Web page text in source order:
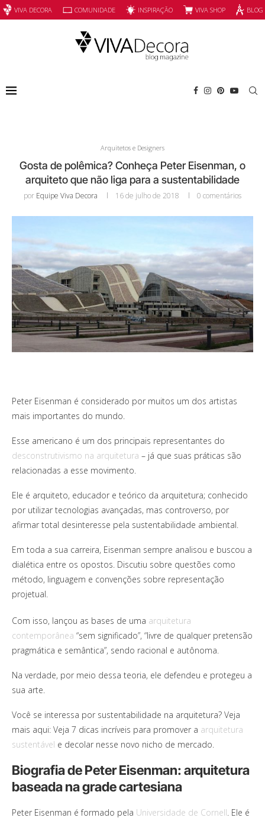
VIVA DECORA COMUNIDADE INSPIRAÇÃO VIVA SHOP
Arquitetos e Designers
Gosta de polêmica? Conheça Peter Eisenman, o
arquiteto que não liga para a sustentabilidade
por Equipe Viva Decora 16 de julho de 2018 0 comentários
Peter Eisenman é considerado por muitos um dos artistas
mais importantes do mundo.
Esse americano é um dos principais representantes do
desconstrutivismo na arquitetura – já que suas práticas são
relacionadas a esse movimento.
Ele é arquiteto, educador e teórico da arquitetura; conhecido
por utilizar tecnologias avançadas, mas controverso, por
afirmar total desinteresse pela sustentabilidade ambiental.
Em toda a sua carreira, Eisenman sempre analisou e buscou a
dialética entre os opostos. Discutiu sobre questões como
método, linguagem e convenções sobre representação
projetual.
Com isso, lançou as bases de uma arquitetura
contemporânea “sem significado”, “livre de qualquer pretensão
pragmática e semântica”, sendo racional e autônoma.
Na verdade, por meio dessa teoria, ele defendeu e protegeu a
sua arte.
Você se interessa por sustentabilidade na arquitetura? Veja
mais aqui: Veja 7 dicas incríveis para promover a arquitetura
sustentável e decolar nesse novo nicho de mercado.
Biografia de Peter Eisenman: arquitetura
baseada na grade cartesiana
Peter Eisenman é formado pela Universidade de Cornell. Ele é